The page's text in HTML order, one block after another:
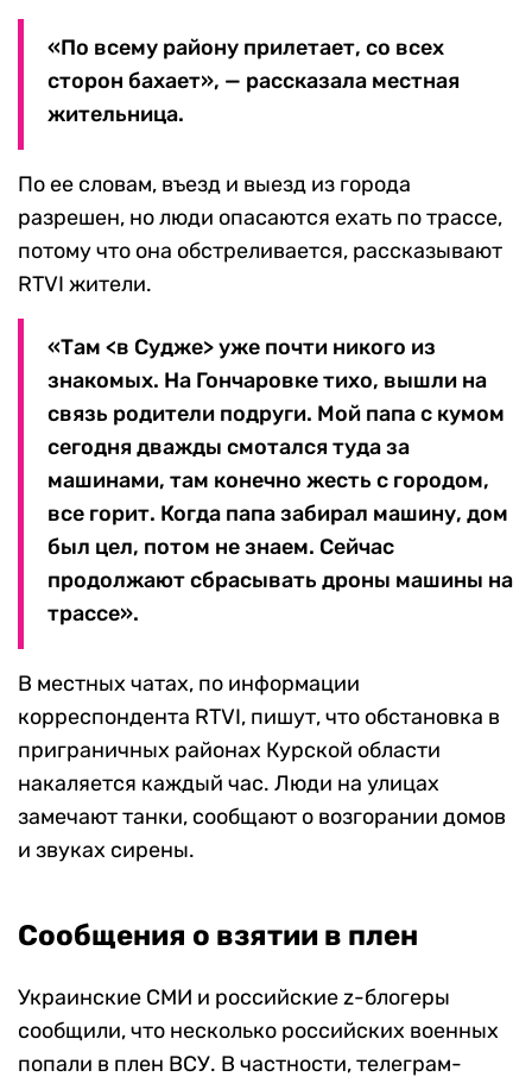
«По всему району прилетает, со всех
сторон бахает», — рассказала местная
жительница.
По ее словам, въезд и выезд из города
разрешен, но люди опасаются ехать по трассе,
потому что она обстреливается, рассказывают
RTVI жители.
«Там <в Судже> уже почти никого из
знакомых. На Гончаровке тихо, вышли на
связь родители подруги. Мой папа с кумом
сегодня дважды смотался туда за
машинами, там конечно жесть с городом,
все горит. Когда папа забирал машину, дом
был цел, потом не знаем. Сейчас
продолжают сбрасывать дроны машины на
трассе».
В местных чатах, по информации
корреспондента RTVI, пишут, что обстановка в
приграничных районах Курской области
накаляется каждый час. Люди на улицах
замечают танки, сообщают о возгорании домов
и звуках сирены.
Сообщения о взятии в плен
Украинские СМИ и российские z-блогеры
сообщили, что несколько российских военных
попали в плен ВСУ. В частности, телеграм-